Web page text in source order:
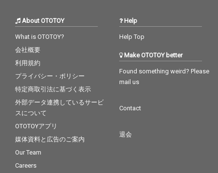
About OTOTOY
What is OTOTOY?
会社概要
利用規約
プライバシー・ポリシー
特定商取引法に基づく表示
外部データ連携しているサービ
スについて
OTOTOYアプリ
媒体資料と広告のご案内
Our Team
Careers
Help
Help Top
Make OTOTOY better
Found something weird? Please
mail us
Contact
退会